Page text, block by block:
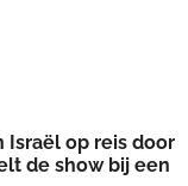
Israël op reis door
de show bij een